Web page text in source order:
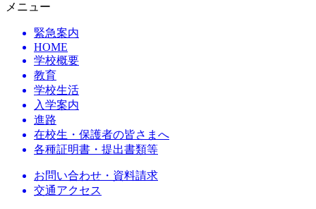
メニュー
緊急案内
HOME
学校概要
教育
学校生活
入学案内
進路
在校生・保護者の皆さまへ
各種証明書・提出書類等
お問い合わせ・資料請求
交通アクセス